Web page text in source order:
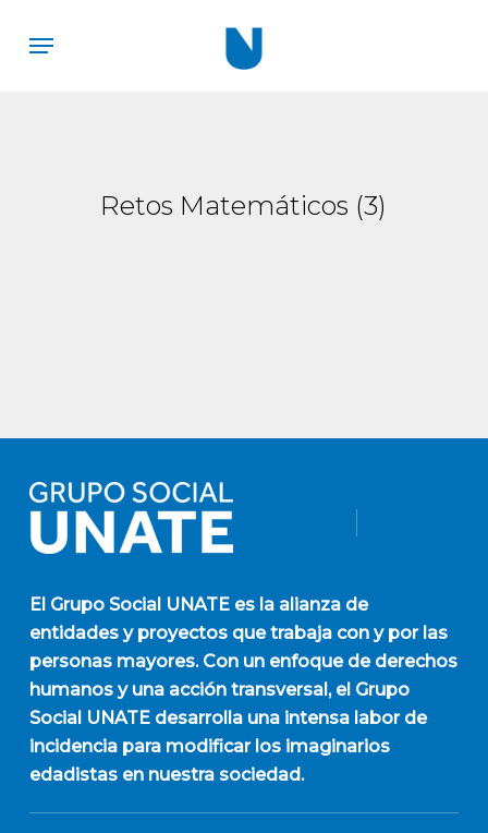
Menu
Retos Matemáticos (3)
El Grupo Social UNATEes la alianza de
entidades y proyectos que trabaja con y por las
personas mayores. Con un enfoque de derechos
humanos y una acción transversal, el Grupo
Social UNATE desarrolla una intensa labor de
incidencia para modificar los imaginarios
edadistas en nuestra sociedad.